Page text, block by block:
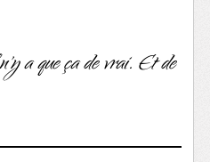
a que ça de vrai. Et de